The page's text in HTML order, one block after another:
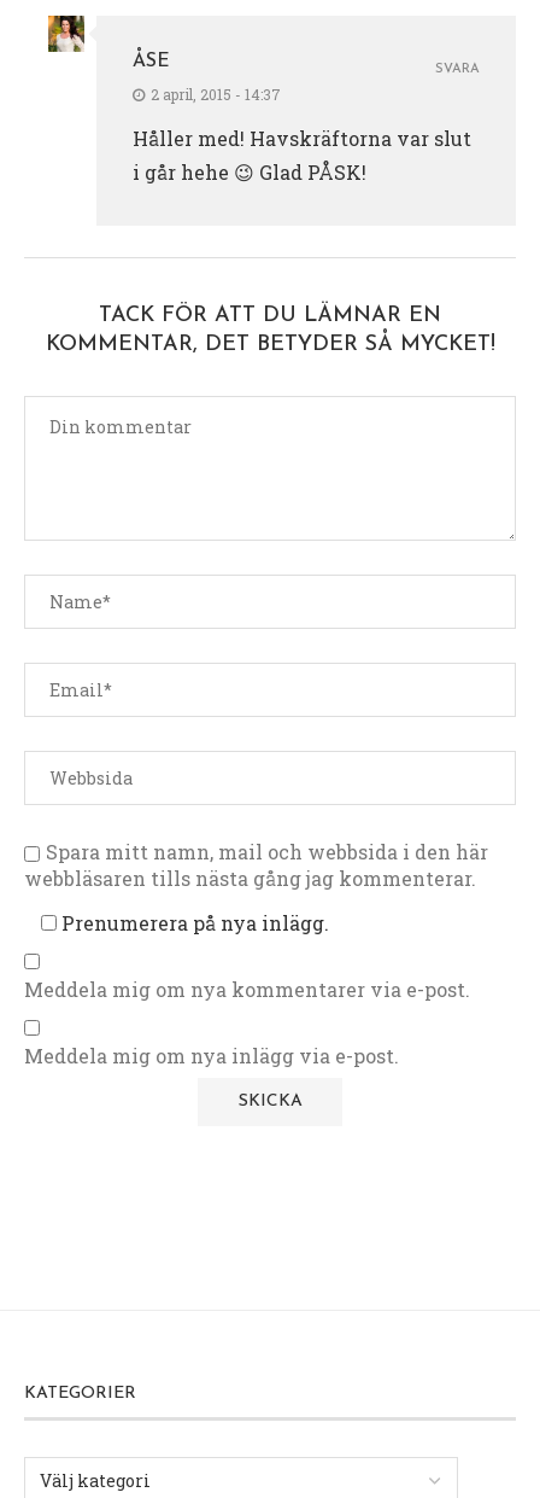
ÅSE
2 april, 2015 - 14:37
Håller med! Havskräftorna var slut
i går hehe 😉 Glad PÅSK!
SVARA
TACK FÖR ATT DU LÄMNAR EN
KOMMENTAR, DET BETYDER SÅ MYCKET!
Spara mitt namn, mail och webbsida i den här
webbläsaren tills nästa gång jag kommenterar.
Prenumerera på nya inlägg.
Meddela mig om nya kommentarer via e-post.
Meddela mig om nya inlägg via e-post.
KATEGORIER